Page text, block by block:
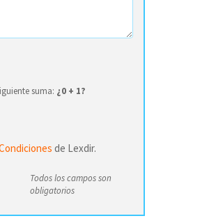
suma: ¿0 + 1?
de Lexdir.
Todos los campos son
obligatorios